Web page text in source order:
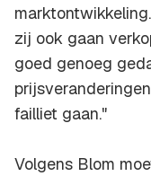
zij ook gaan
goed genoeg
failliet gaan."
Volgens Blom